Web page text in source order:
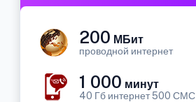
200 МБит
проводной интернет
1 000 минут
40 Гб интернет 500 СМС